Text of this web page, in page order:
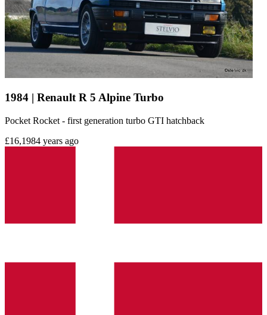
1984 | Renault R 5 Alpine Turbo
Pocket Rocket - first generation turbo GTI hatchback
£16,1984 years ago